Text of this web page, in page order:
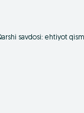
savdosi: ehtiyot